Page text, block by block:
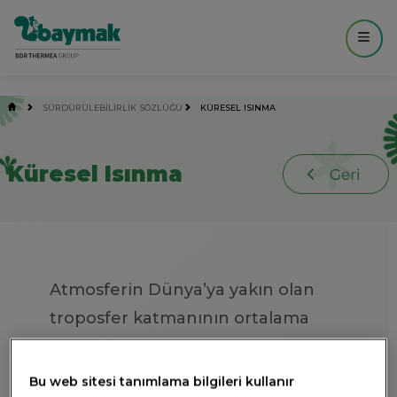
SÜRDÜRÜLEBİLİRLİK SÖZLÜĞÜ KÜRESEL ISINMA
Küresel Isınma
Atmosferin Dünya’ya yakın olan
troposfer katmanının ortalama
sıcaklık değerindeki artış. Küresel
ısınma insan kaynaklı iklim
Bu web sitesi tanımlama bilgileri kullanır